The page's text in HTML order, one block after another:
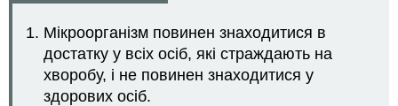
Мікроорганізм повинен знаходитися в
достатку у всіх осіб, які страждають на
хворобу, і не повинен знаходитися у
здорових осіб.